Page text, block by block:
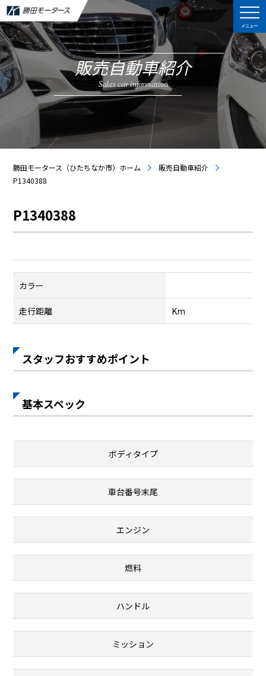
メニュー
販売自動車紹介
Sales car information
勝田モータース（ひたちなか市）ホーム
販売自動車紹介
P1340388
P1340388
カラー
走行距離 Km
スタッフおすすめポイント
基本スペック
ボディタイプ
車台番号末尾
エンジン
燃料
ハンドル
ミッション